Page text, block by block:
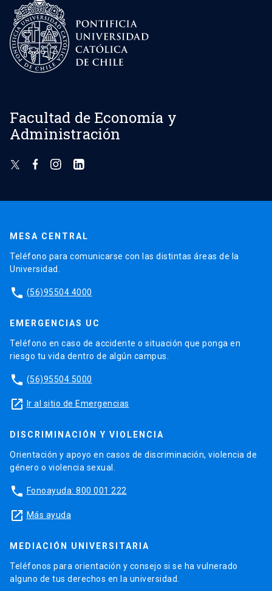
Facultad de Economía y
Administración
MESA CENTRAL
Teléfono para comunicarse con las distintas áreas de la
Universidad.
phone (56)95504 4000
EMERGENCIAS UC
Teléfono en caso de accidente o situación que ponga en
riesgo tu vida dentro de algún campus.
phone (56)95504 5000
launch Ir al sitio de Emergencias
DISCRIMINACIÓN Y VIOLENCIA
Orientación y apoyo en casos de discriminación, violencia de
género o violencia sexual.
phone Fonoayuda: 800 001 222
launch Más ayuda
MEDIACIÓN UNIVERSITARIA
Teléfonos para orientación y consejo si se ha vulnerado
alguno de tus derechos en la universidad.